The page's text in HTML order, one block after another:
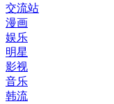
交流站
漫画
娱乐
明星
影视
音乐
韩流